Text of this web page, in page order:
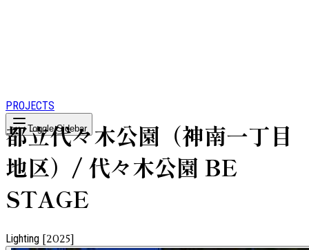
PROJECTS
Toggle Sidebar
都立代々木公園（神南一丁目
地区）/ 代々木公園 BE
STAGE
Lighting [2025]